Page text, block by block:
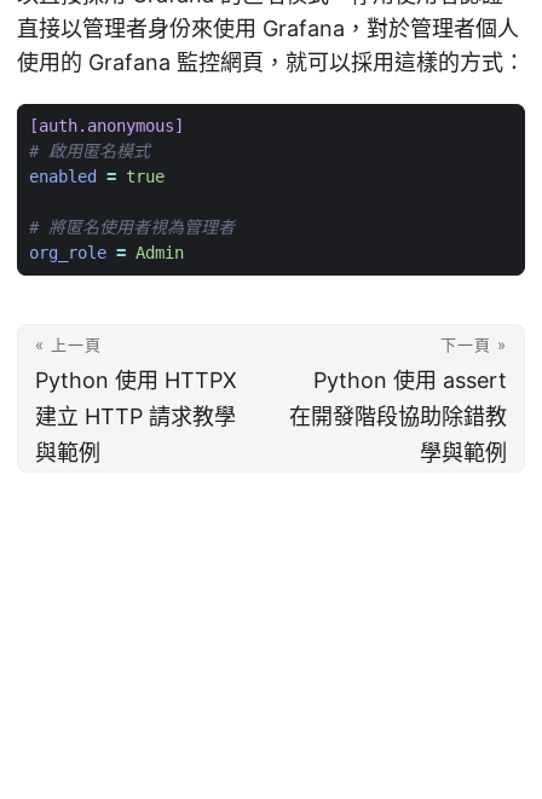
直接以管理者身份來使用 Grafana，對於管理者個人
使用的 Grafana 監控網頁，就可以採用這樣的方式：
[auth.anonymous]
# 啟用匿名模式
enabled
= true
# 將匿名使用者視為管理者
org_role = Admin
« 上一頁
Python 使用 HTTPX
建立 HTTP 請求教學
與範例
下一頁 »
Python 使用 assert
在開發階段協助除錯教
學與範例